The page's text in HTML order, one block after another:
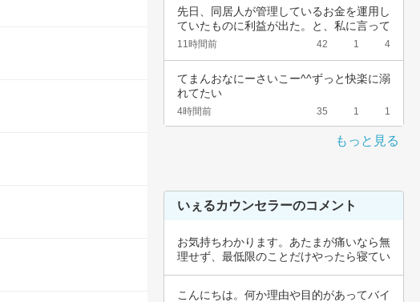
先日、同居人が管理しているお金を運用し
ていたものに利益が出た。と、私に言って
きた。結…
11時間前 42 1 4
てまんおなにーさいこー^^ずっと快楽に溺
れてたい
4時間前 35 1 1
もっと見る
いぇるカウンセラーのコメント
お気持ちわかります。あたまが痛いなら無
理せず、最低限のことだけやったら寝てい
こんにちは。何か理由や目的があってバイ